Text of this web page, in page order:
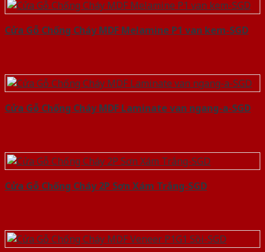
Cửa Gỗ Chống Cháy MDF Melamine P1 van kem-SGD
Cửa Gỗ Chống Cháy MDF Laminate van ngang-a-SGD
Cửa Gỗ Chống Cháy 2P Sơn Xám Trắng-SGD